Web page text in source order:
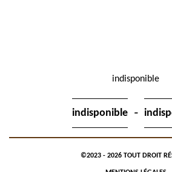
indisponible
indisponible -
©2023 - 2026 TOUT DROIT